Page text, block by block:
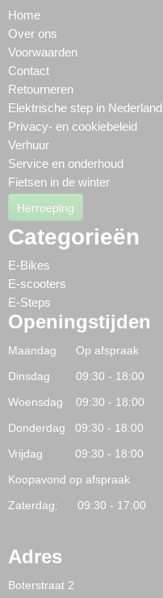
Home
Over ons
Voorwaarden
Contact
Retourneren
Elektrische step in Nederland
Privacy- en cookiebeleid
Verhuur
Service en onderhoud
Fietsen in de winter
Herroeping
Categorieën
E-Bikes
E-scooters
E-Steps
Openingstijden
Maandag Op afspraak
Dinsdag 09:30 - 18:00
Woensdag 09:30 - 18:00
Donderdag 09:30 - 18:00
Vrijdag 09:30 - 18:00
Koopavond op afspraak
Zaterdag: 09:30 - 17:00
Adres
Boterstraat 2